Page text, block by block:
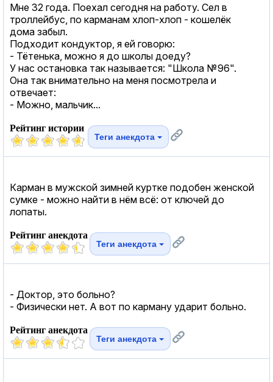
Мне 32 года. Поехал сегодня на работу. Сел в
троллейбус, по карманам хлоп-хлоп - кошелёк
дома забыл.
Подходит кондуктор, я ей говорю:
- Тётенька, можно я до школы доеду?
У нас остановка так называется: "Школа №96".
Она так внимательно на меня посмотрела и
отвечает:
- Можно, мальчик...
Рейтинг истории
Теги анекдота
Карман в мужской зимней куртке подобен женской
сумке - можно найти в нём всё: от ключей до
лопаты.
Рейтинг анекдота
Теги анекдота
- Доктор, это больно?
- Физически нет. А вот по карману ударит больно.
Рейтинг анекдота
Теги анекдота